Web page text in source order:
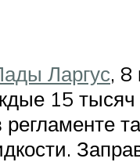
Ларгус, 8
15